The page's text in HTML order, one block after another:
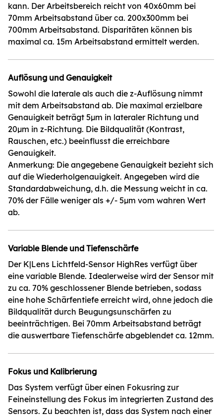
kann. Der Arbeitsbereich reicht von 40x60mm bei
70mm Arbeitsabstand über ca. 200x300mm bei
700mm Arbeitsabstand. Disparitäten können bis
maximal ca. 15m Arbeitsabstand ermittelt werden.
Auflösung und Genauigkeit
Sowohl die laterale als auch die z-Auflösung nimmt
mit dem Arbeitsabstand ab. Die maximal erzielbare
Genauigkeit beträgt 5µm in lateraler Richtung und
20µm in z-Richtung. Die Bildqualität (Kontrast,
Rauschen, etc.) beeinflusst die erreichbare
Genauigkeit.
Anmerkung: Die angegebene Genauigkeit bezieht sich
auf die Wiederholgenauigkeit. Angegeben wird die
Standardabweichung, d.h. die Messung weicht in ca.
70% der Fälle weniger als +/- 5µm vom wahren Wert
ab.
Variable Blende und Tiefenschärfe
Der K|Lens Lichtfeld-Sensor HighRes verfügt über
eine variable Blende. Idealerweise wird der Sensor mit
zu ca. 70% geschlossener Blende betrieben, sodass
eine hohe Schärfentiefe erreicht wird, ohne jedoch die
Bildqualität durch Beugungsunschärfen zu
beeinträchtigen. Bei 70mm Arbeitsabstand beträgt
die auswertbare Tiefenschärfe abgeblendet ca. 12mm.
Fokus und Kalibrierung
Das System verfügt über einen Fokusring zur
Feineinstellung des Fokus im integrierten Zustand des
Sensors. Zu beachten ist, dass das System nach einer